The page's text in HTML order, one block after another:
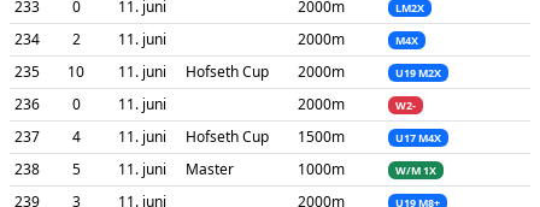
233 0 11. juni 2000m LM2X
234 2 11. juni 2000m M4X
235 10 11. juni Hofseth Cup 2000m U19 M2X
236 0 11. juni 2000m W2-
237 4 11. juni Hofseth Cup 1500m U17 M4X
238 5 11. juni Master 1000m W/M 1X
239 3 11. juni 2000m U19 M8+